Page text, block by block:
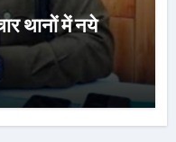
थानों में नये